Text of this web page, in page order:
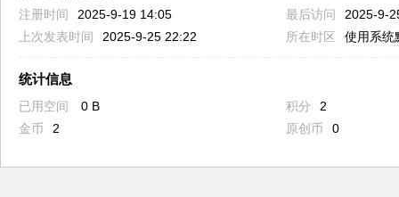
注册时间
2025-9-19 14:05 最后访问
2025-9-
上次发表时间
2025-9-25 22:22 所在时区 使用系统
统计信息
已用空间 0 B 积分
2
金币
2 原创币 0